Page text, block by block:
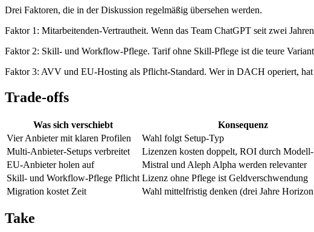
Drei Faktoren, die in der Diskussion regelmäßig übersehen werden.
Faktor 1: Mitarbeitenden-Vertrautheit. Wenn das Team ChatGPT seit zwei
Faktor 2: Skill- und Workflow-Pflege. Tarif ohne Skill-Pflege ist die teure
Faktor 3: AVV und EU-Hosting als Pflicht-Standard. Wer in DACH operiert,
Trade-offs
Was sich verschiebt
Konsequenz
Vier Anbieter mit klaren Profilen
Wahl folgt Setup-Typ
Multi-Anbieter-Setups verbreitet
Lizenzen kosten doppelt, ROI durch
EU-Anbieter holen auf
Mistral und Aleph Alpha werden relevanter
Skill- und Workflow-Pflege Pflicht Lizenz ohne Pflege ist Geldverschwendung
Migration kostet Zeit
Wahl mittelfristig denken (drei Jahre
Take